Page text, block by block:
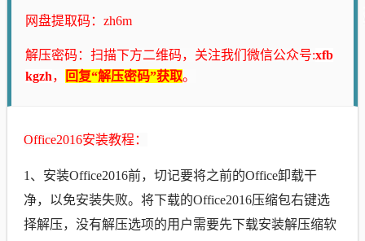
网盘提取码：zh6m
解压密码： 扫描下方二维码，关注我们微信公众号:xfb
kgzh， 回复“解压密码”获取。
Office2016安装教程：
1、安装Office2016前，切记要将之前的Office卸载干
净，以免安装失败。将下载的Office2016压缩包右键选
择解压，没有解压选项的用户需要先下载安装解压缩软